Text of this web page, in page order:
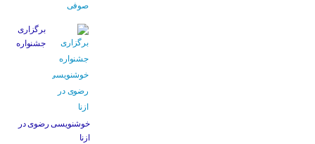
برگزاری
جشنواره
خوشنویسی رضوی در
ازنا